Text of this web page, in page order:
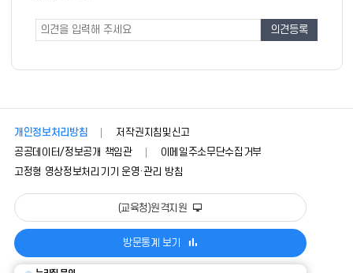
조
사
개인정보처리방침
저작권지침및신고
공공데이터/정보공개 책임관
이메일주소무단수집거부
고정형 영상정보처리기기 운영·관리 방침
(교육청)원격지원
방문통계 보기